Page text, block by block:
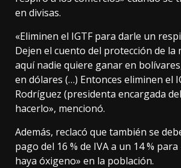
en divisas.
«Eliminen el IGTF para darle un
Dejen el cuento del protección de la
aquí nadie quiere ganar en
en dólares (…) Entonces eliminen el
Rodríguez (presidenta encargada
hacerlo», mencionó.
Además, reclacó que también se
pago del 16 % de IVA a un 14 %
haya óxigeno» en la población.